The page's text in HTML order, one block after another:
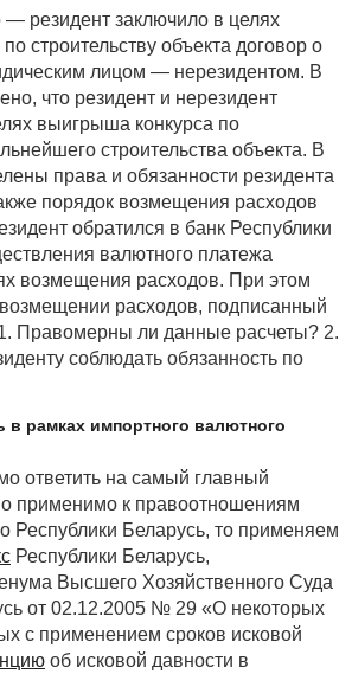
резидент заключило в целях
строительству объекта договор о
лицом — нерезидентом. В
что резидент и нерезидент
выигрыша конкурса по
строительства объекта. В
права и обязанности резидента
порядок возмещения расходов
обратился в банк Республики
валютного платежа
возмещения расходов. При этом
расходов, подписанный
Правомерны ли данные расчеты? 2.
соблюдать обязанность по
в рамках импортного валютного
ответить на самый главный
применимо к правоотношениям
Республики Беларусь, то применяем
Республики Беларусь,
Высшего Хозяйственного Суда
от 02.12.2005 № 29 «О некоторых
с применением сроков исковой
об исковой давности в